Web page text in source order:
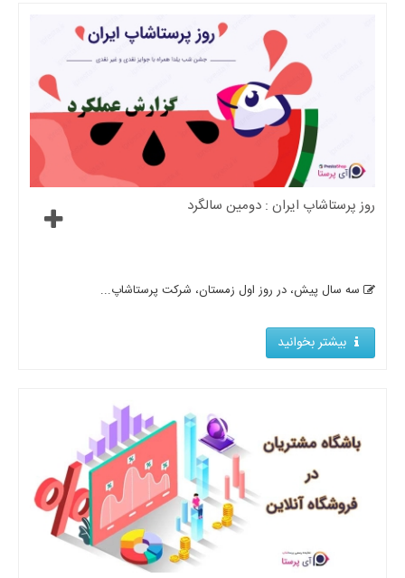
روز پرستاشاپ ایران : دومین سالگرد
سه سال پیش، در روز اول زمستان، شرکت پرستاشاپ...
بیشتر بخوانید